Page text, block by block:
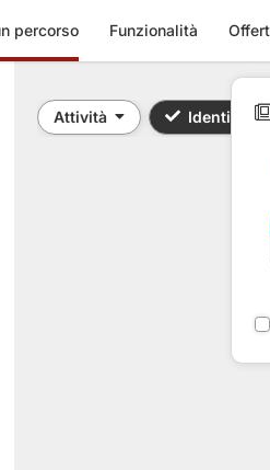
percorso Funzionalità
Attività